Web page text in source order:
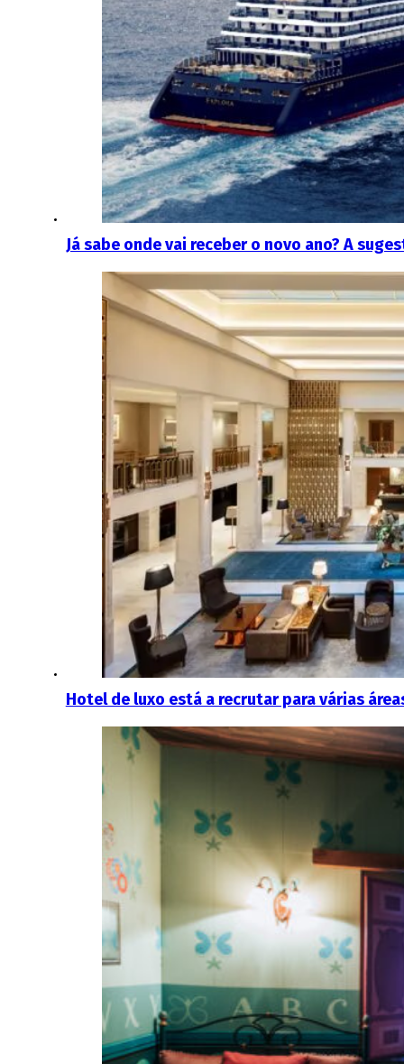
Já sabe onde vai receber o novo ano? A
Hotel de luxo está a recrutar para várias